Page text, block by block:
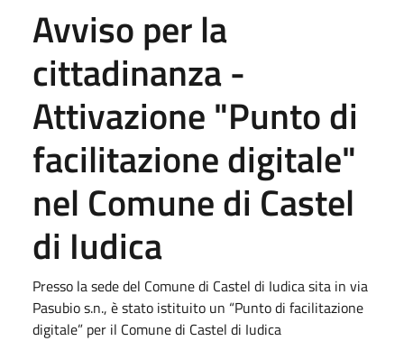
Avviso per la
cittadinanza -
Attivazione "Punto di
facilitazione digitale"
nel Comune di Castel
di Iudica
Presso la sede del Comune di Castel di Iudica sita in via
Pasubio s.n., è stato istituito un “Punto di facilitazione
digitale” per il Comune di Castel di Iudica